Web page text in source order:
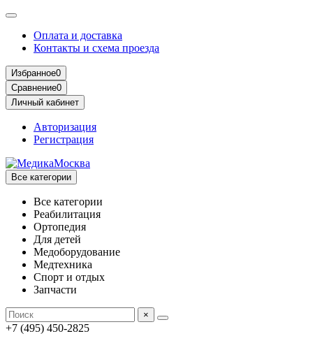
Оплата и доставка
Контакты и схема проезда
Избранное0
Сравнение0
Личный кабинет
Авторизация
Регистрация
Все категории
Все категории
Реабилитация
Ортопедия
Для детей
Медоборудование
Mедтехника
Спорт и отдых
Запчасти
×
+7 (495) 450-2825